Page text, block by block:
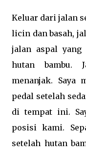
Keluar dari jalan
licin dan basah,
jalan aspal
hutan bambu.
menanjak. Saya
pedal setelah
di tempat ini.
posisi kami.
setelah hutan